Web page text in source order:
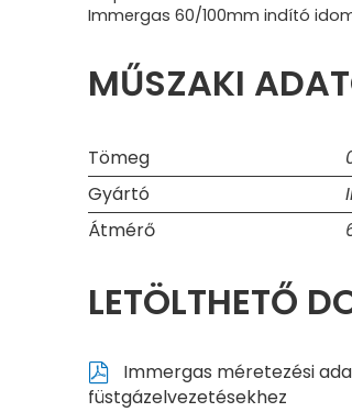
Immergas 60/100mm indító
MŰSZAKI
Tömeg
Gyártó
Átmérő
LETÖLTHETŐ
Immergas méretezési
füstgázelvezetésekhez